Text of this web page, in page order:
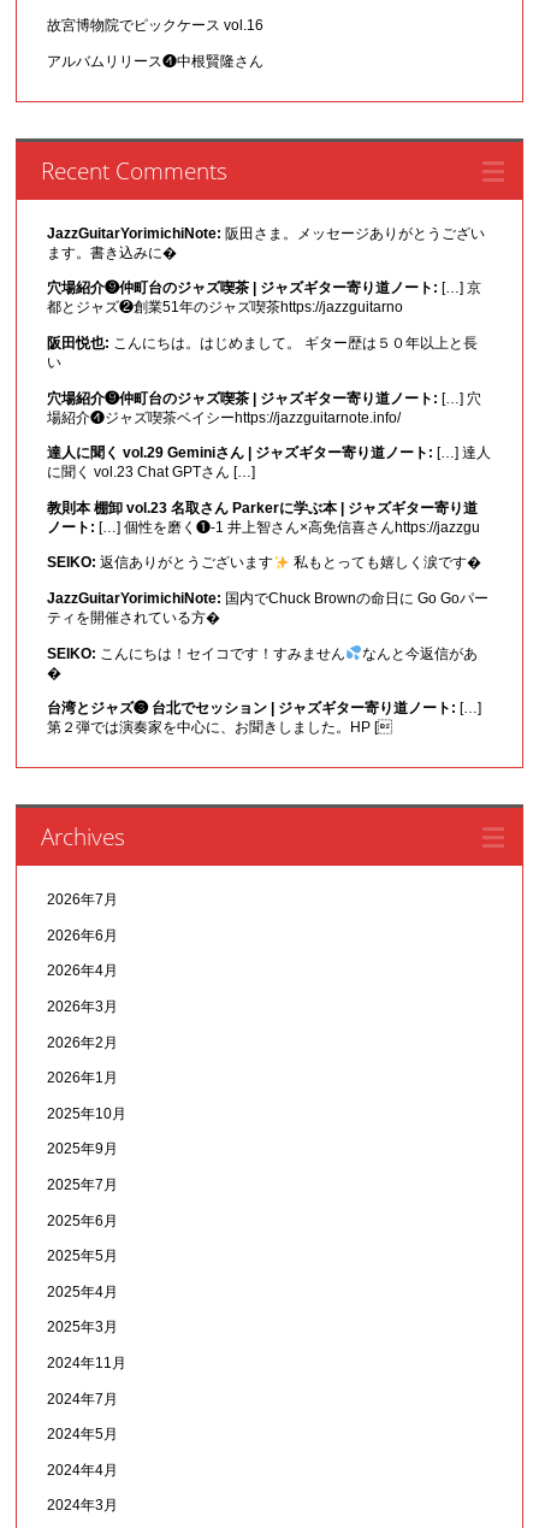
故宮博物院でピックケース vol.16
アルバムリリース❹中根賢隆さん
Recent Comments
JazzGuitarYorimichiNote: 阪田さま。メッセージありがとうござい
ます。書き込みに�
穴場紹介❾仲町台のジャズ喫茶 | ジャズギター寄り道ノート: […] 京
都とジャズ❷創業51年のジャズ喫茶https://jazzguitarno
阪田悦也: こんにちは。はじめまして。 ギター歴は５０年以上と長
い
穴場紹介❾仲町台のジャズ喫茶 | ジャズギター寄り道ノート: […] 穴
場紹介❹ジャズ喫茶ベイシーhttps://jazzguitarnote.info/
達人に聞く vol.29 Geminiさん | ジャズギター寄り道ノート: […] 達人
に聞く vol.23 Chat GPTさん […]
教則本 棚卸 vol.23 名取さん Parkerに学ぶ本 | ジャズギター寄り道
ノート: […] 個性を磨く❶-1 井上智さん×高免信喜さんhttps://jazzgu
SEIKO: 返信ありがとうございます 私もとっても嬉しく涙です�
JazzGuitarYorimichiNote: 国内でChuck Brownの命日に Go Goパー
ティを開催されている方�
SEIKO: こんにちは！セイコです！すみません
なんと今返信があ
�
台湾とジャズ❸ 台北でセッション | ジャズギター寄り道ノート: […]
第２弾では演奏家を中心に、お聞きしました。HP [
Archives
2026年7月
2026年6月
2026年4月
2026年3月
2026年2月
2026年1月
2025年10月
2025年9月
2025年7月
2025年6月
2025年5月
2025年4月
2025年3月
2024年11月
2024年7月
2024年5月
2024年4月
2024年3月